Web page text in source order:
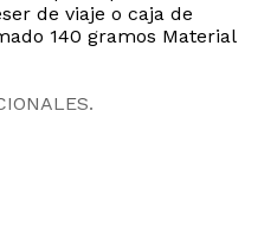
de viaje o caja de
140 gramos Material